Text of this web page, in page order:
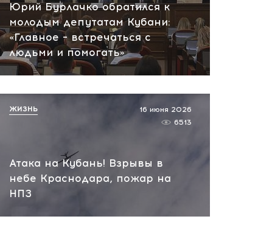
Юрий Бурлачко обратился к
молодым депутатам Кубани:
«Главное – встречаться с
людьми и помогать»
Атака на Кубань! Взрывы в
небе Краснодара, пожар на
НПЗ
16 июня 2026
6513
ЖИЗНЬ